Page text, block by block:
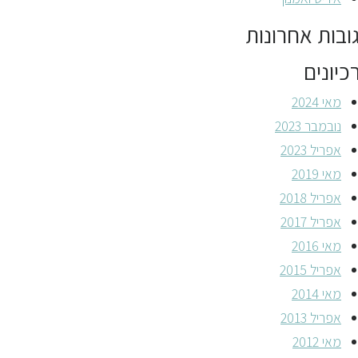
אחרונות
מאי 2024
נובמבר 2023
אפריל 2023
מאי 2019
אפריל 2018
אפריל 2017
מאי 2016
אפריל 2015
מאי 2014
אפריל 2013
מאי 2012